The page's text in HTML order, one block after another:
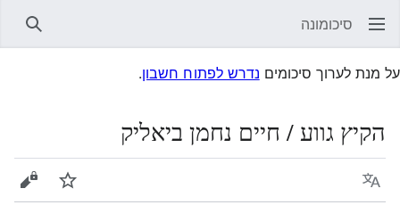
סיכומונה
על מנת לערוך סיכומים נדרש לפתוח חשבון.
הקיץ גווע / חיים נחמן ביאליק
שפה עקוב